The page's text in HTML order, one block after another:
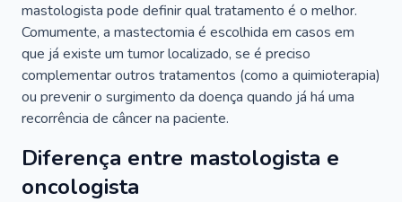
mastologista pode definir qual tratamento é o melhor.
Comumente, a mastectomia é escolhida em casos em
que já existe um tumor localizado, se é preciso
complementar outros tratamentos (como a quimioterapia)
ou prevenir o surgimento da doença quando já há uma
recorrência de câncer na paciente.
Diferença entre mastologista e
oncologista